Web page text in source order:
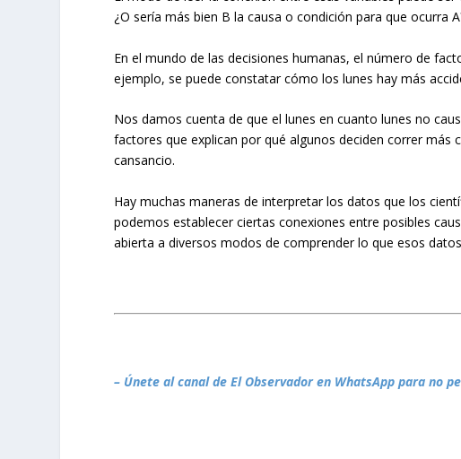
¿O sería más bien B la causa o condición para que ocurra
En el mundo de las decisiones humanas, el número de
ejemplo, se puede constatar cómo los lunes hay más
Nos damos cuenta de que el lunes en cuanto lunes no
factores que explican por qué algunos deciden correr
cansancio.
Hay muchas maneras de interpretar los datos que los
podemos establecer ciertas conexiones entre posibles
abierta a diversos modos de comprender lo que esos
– Únete al canal de El Observador en WhatsApp para no